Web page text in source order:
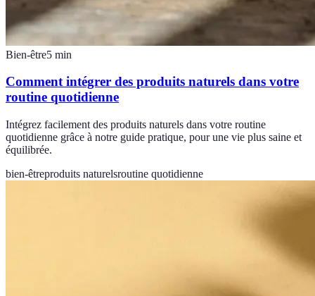
Bien-être5 min
Comment intégrer des produits naturels dans votre
routine quotidienne
Intégrez facilement des produits naturels dans votre routine
quotidienne grâce à notre guide pratique, pour une vie plus saine et
équilibrée.
bien-êtreproduits naturelsroutine quotidienne